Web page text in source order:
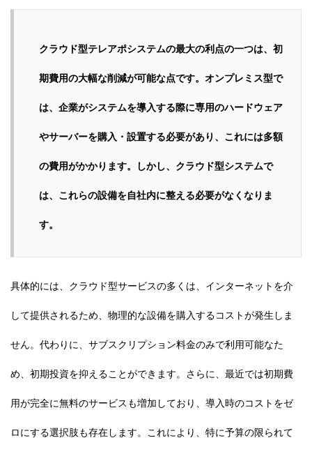
クラウド型テレアポシステムの最大の利点の一つは、初
期費用の大幅な削減が可能な点です。オンプレミス型で
は、企業がシステムを導入する際に専用のハードウェア
やサーバーを購入・設置する必要があり、これには多額
の費用がかかります。しかし、クラウド型システムで
は、これらの設備を自社内に整える必要がなくなりま
す。
具体的には、クラウド型サービスの多くは、インターネットを介
して提供されるため、物理的な設備を購入するコストが発生しま
せん。代わりに、サブスクリプション料金のみで利用可能なた
め、初期投資を抑えることができます。さらに、最近では初期費
用が完全に無料のサービスも増加しており、導入時のコストをゼ
ロにする選択肢も存在します。これにより、特に予算の限られて